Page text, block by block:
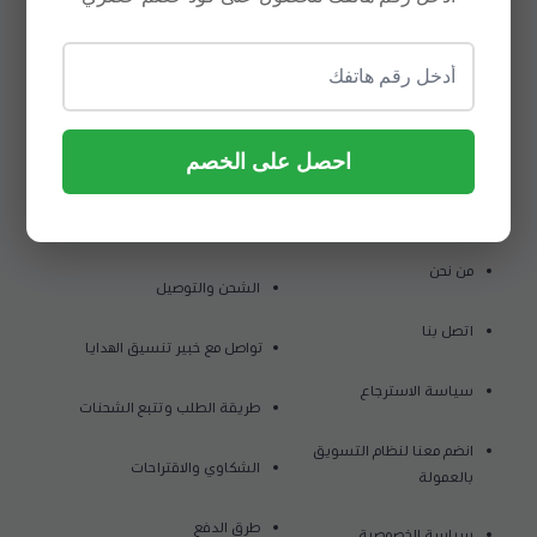
من نحن
اتصل بنا
سياسة الاسترجاع
انضم معنا لنظام التسويق
بالعمولة
الشحن والتوصيل
تواصل مع خبير تنسيق الهدايا
طريقة الطلب وتتبع الشحنات
الشكاوي والاقتراحات
طرق الدفع
7034715388
احصل على الخصم